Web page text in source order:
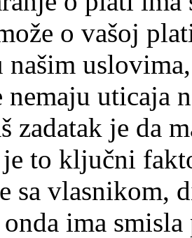
o vašoj
našim
nemaju uticaja
zadatak je da
je to ključni
sa vlasnikom,
ima